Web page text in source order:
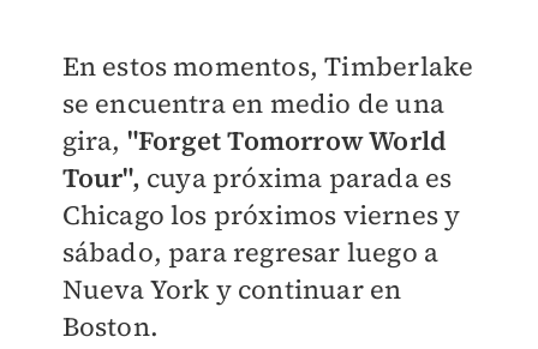
En estos momentos, Timberlake
se encuentra en medio de una
gira, "Forget Tomorrow World
Tour", cuya próxima parada es
Chicago los próximos viernes y
sábado, para regresar luego a
Nueva York y continuar en
Boston.